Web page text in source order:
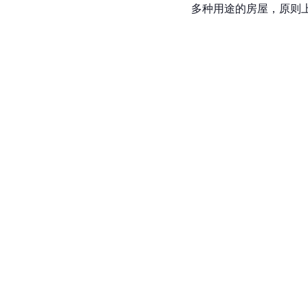
多种用途的房屋，原则